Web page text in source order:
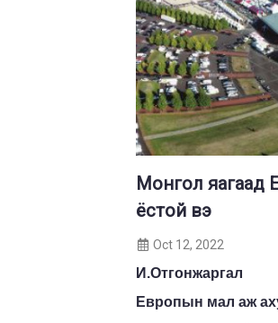
Монгол яагаад
ёстой вэ
Oct 12, 2022
И.Отгонжаргал
Европын мал аж